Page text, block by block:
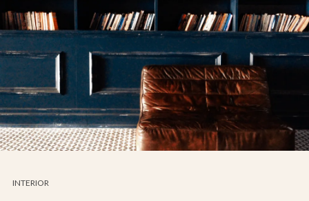
INTERIOR